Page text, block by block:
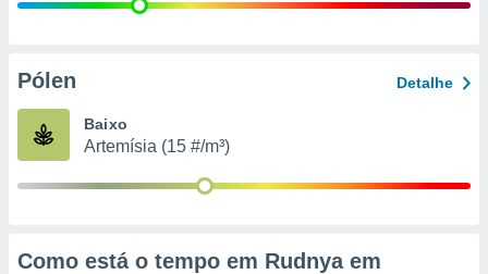
e
Pólen Detalhe
Baixo
Artemísia (15 #/m³)
Como está o tempo em Rudnya em